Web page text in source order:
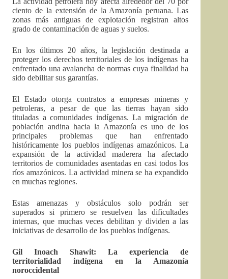
ciento de la extensión de la Amazonía peruana. Las
zonas más antiguas de explotación registran altos
grado de contaminación de aguas y suelos.
En los últimos 20 años, la legislación destinada a
proteger los derechos territoriales de los indígenas ha
enfrentado una avalancha de normas cuya finalidad ha
sido debilitar sus garantías.
El Estado otorga contratos a empresas mineras y
petroleras, a pesar de que las tierras hayan sido
tituladas a comunidades indígenas. La migración de
población andina hacia la Amazonía es uno de los
principales problemas que han enfrentado
históricamente los pueblos indígenas amazónicos. La
expansión de la actividad maderera ha afectado
territorios de comunidades asentadas en casi todos los
ríos amazónicos. La actividad minera se ha expandido
en muchas regiones.
Estas amenazas y obstáculos solo podrán ser
superados si primero se resuelven las dificultades
internas, que muchas veces debilitan y dividen a las
iniciativas de desarrollo de los pueblos indígenas.
Gil Inoach Shawit: La experiencia de
territorialidad indígena en la Amazonía
noroccidental